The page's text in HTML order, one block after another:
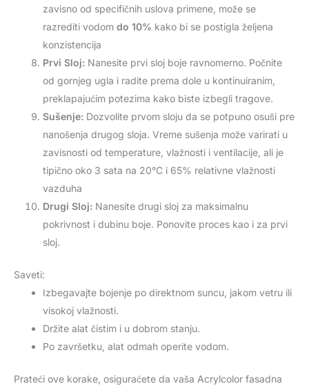
zavisno od specifičnih uslova primene, može se
razrediti vodom do 10% kako bi se postigla željena
konzistencija
Prvi Sloj: Nanesite prvi sloj boje ravnomerno. Počnite
od gornjeg ugla i radite prema dole u kontinuiranim,
preklapajućim potezima kako biste izbegli tragove.
Sušenje: Dozvolite prvom sloju da se potpuno osuši pre
nanošenja drugog sloja. Vreme sušenja može varirati u
zavisnosti od temperature, vlažnosti i ventilacije, ali je
tipično oko 3 sata na 20°C i 65% relativne vlažnosti
vazduha
Drugi Sloj: Nanesite drugi sloj za maksimalnu
pokrivnost i dubinu boje. Ponovite proces kao i za prvi
sloj.
Saveti:
Izbegavajte bojenje po direktnom suncu, jakom vetru ili
visokoj vlažnosti.
Držite alat čistim i u dobrom stanju.
Po završetku, alat odmah operite vodom.
Prateći ove korake, osiguraćete da vaša Acrylcolor fasadna